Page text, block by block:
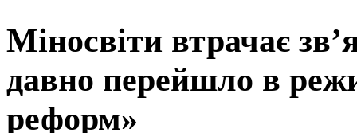
Міносвіти втрачає
давно перейшло в
реформ»